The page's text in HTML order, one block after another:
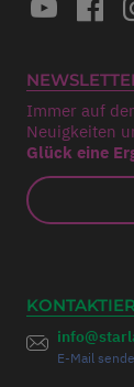
Immer auf
Neuigkeiten
Glück eine
E-Mail